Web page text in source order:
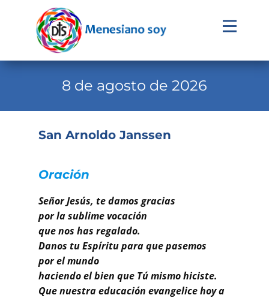
Evangelio
Familia Menesiana
Pastoral Vocacional
Recursos
Contacto
Buscar
8 de agosto de 2026
San Arnoldo Janssen
Oración
Señor Jesús, te damos gracias
por la sublime vocación
que nos has regalado.
Danos tu Espíritu para que pasemos
por el mundo
haciendo el bien que Tú mismo hiciste.
Que nuestra educación evangelice hoy a